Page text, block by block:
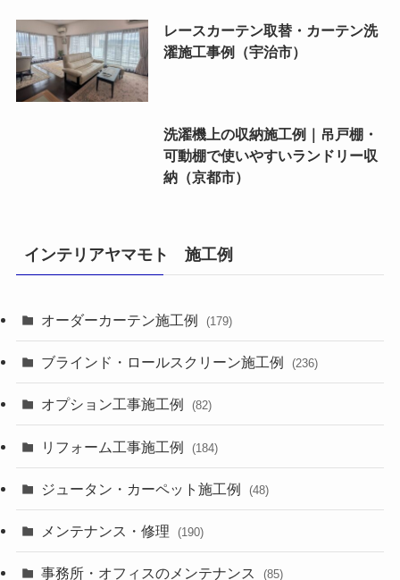
レースカーテン取替・カーテン洗
濯施工事例（宇治市）
洗濯機上の収納施工例｜吊戸棚・
可動棚で使いやすいランドリー収
納（京都市）
インテリアヤマモト 施工例
オーダーカーテン施工例 (179)
ブラインド・ロールスクリーン施工例 (236)
オプション工事施工例 (82)
リフォーム工事施工例 (184)
ジュータン・カーペット施工例 (48)
メンテナンス・修理 (190)
事務所・オフィスのメンテナンス (85)